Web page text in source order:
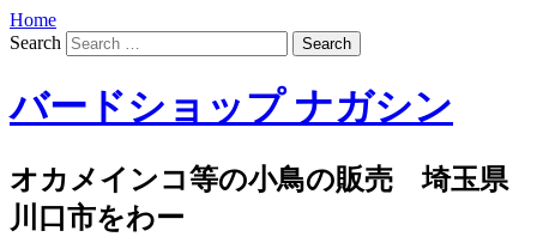
Home
Search
バードショップ ナガシン
オカメインコ等の小鳥の販売 埼玉県
川口市をわー